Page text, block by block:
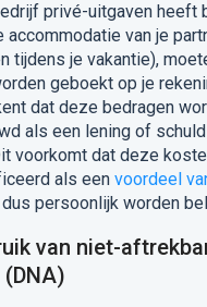
privé-uitgaven heeft
accommodatie van je
tijdens je vakantie),
geboekt op je
dat deze bedragen
als een lening of
voorkomt dat deze
als een voordeel
dus persoonlijk worden
van niet-